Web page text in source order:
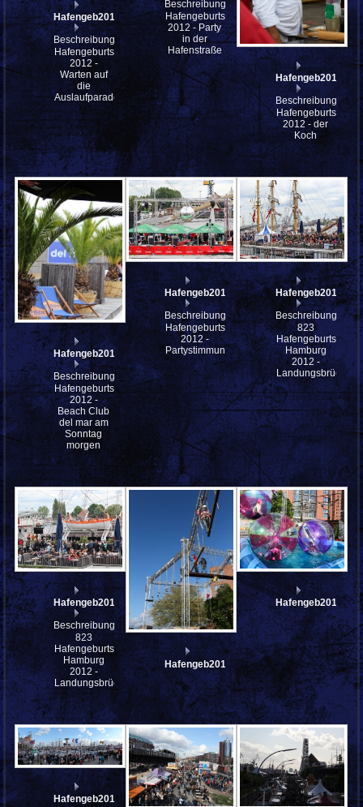
Hafengeb2012_so_IMG_7619
Beschreibung:
Hafengeburtstag
2012 -
Warten auf
die
Auslaufparade
Beschreibung:
Hafengeburtstag
2012 - Party
in der
Hafenstraße
Beschreibung:
Hafengeburtstag
2012 - der
Koch
Hafengeb2012_so_IMG_7481
Beschreibung:
Hafengeburtstag
2012 -
Beach Club
del mar am
Sonntag
morgen
Hafengeb2012_so_IMG_7478
Beschreibung:
Hafengeburtstag
2012 -
Partystimmung
Beschreibung:
823
Hafengeburtstag
Hamburg
2012 -
Landungsbrücken
Hafengeb2012_so_IMG_7470
Beschreibung:
823
Hafengeburtstag
Hamburg
2012 -
Landungsbrücken
Hafengeb2012_sa_IMG_6149
Hafengeb2012_sa_IMG_6122_stitch